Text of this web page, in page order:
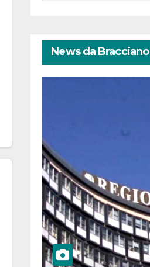
News da Bracciano